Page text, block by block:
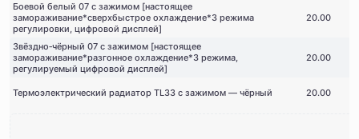
Боевой белый 07 с зажимом [настоящее
замораживание*сверхбыстрое охлаждение*3 режима
регулировки, цифровой дисплей]
20.00
Звёздно‑чёрный 07 с зажимом [настоящее
замораживание*разгонное охлаждение*3 режима,
регулируемый цифровой дисплей]
20.00
Термоэлектрический радиатор TL33 с зажимом — чёрный 20.00